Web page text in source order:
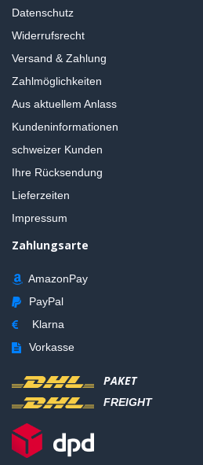
Datenschutz
Widerrufsrecht
Versand & Zahlung
Zahlmöglichkeiten
Aus aktuellem Anlass
Kundeninformationen
schweizer Kunden
Ihre Rücksendung
Lieferzeiten
Impressum
Zahlungsarte
AmazonPay
PayPal
Klarna
Vorkasse
PAKET
FREIGHT